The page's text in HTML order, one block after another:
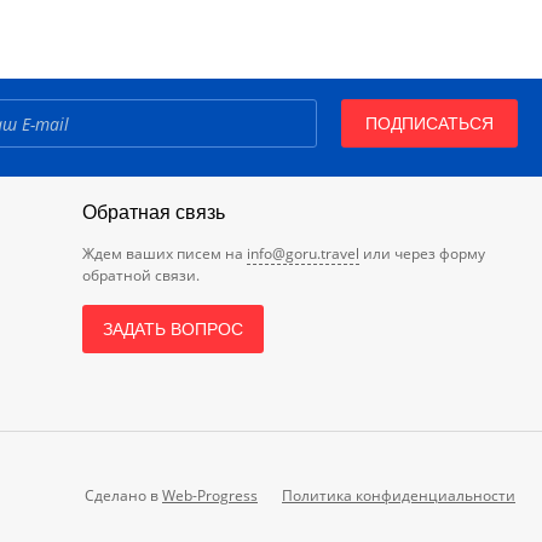
ПОДПИСАТЬСЯ
Обратная связь
Ждем ваших писем на info@goru.travel или через форму
обратной связи.
ЗАДАТЬ ВОПРОС
Сделано вWeb-Progress Политика конфиденциальности